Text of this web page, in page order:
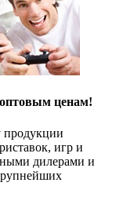
ценам!
игр и
дилерами и